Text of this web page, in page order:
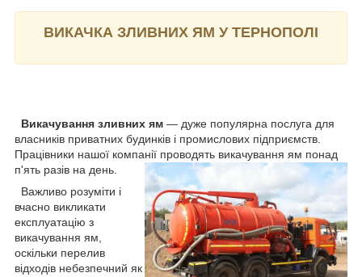
ВИКАЧКА ЗЛИВНИХ ЯМ У ТЕРНОПОЛІ
Викачування зливних ям — дуже популярна послуга для
власників приватних будинків і промислових підприємств.
Працівники нашої компанії проводять викачування ям понад
п'ять разів на день.
Важливо розуміти і
вчасно викликати
експлуатацію з
викачування ям,
оскільки перелив
відходів небезпечний як